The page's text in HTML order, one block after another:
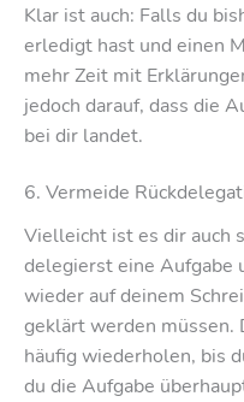
Klar ist auch: Falls du
erledigt hast und einen
mehr Zeit mit
jedoch darauf, dass die
bei dir landet.
6. Vermeide
Vielleicht ist es dir auch
delegierst eine Aufgabe
wieder auf deinem
geklärt werden müssen.
häufig wiederholen, bis
du die Aufgabe